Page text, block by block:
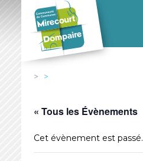
« Tous les Évènements
Cet évènement est passé.